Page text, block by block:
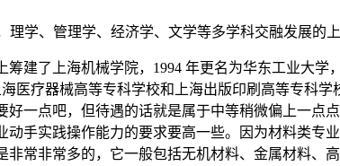
理学、管理学、经济学、文学等多学科交融发展的
建了上海机械学院，1994 年更名为华东工业大学
医疗器械高等专科学校和上海出版印刷高等专科
一点吧，但待遇的话就是属于中等稍微偏上一点
手实践操作能力的要求要高一些。因为材料类专
常非常多的，它一般包括无机材料、金属材料、